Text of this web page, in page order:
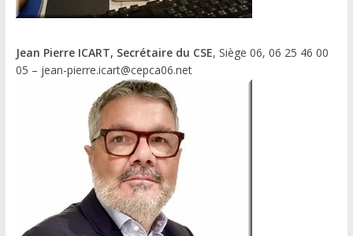
Jean Pierre ICART, Secrétaire du CSE, Siège 06, 06 25 46 00
05 – jean-pierre.icart@cepca06.net